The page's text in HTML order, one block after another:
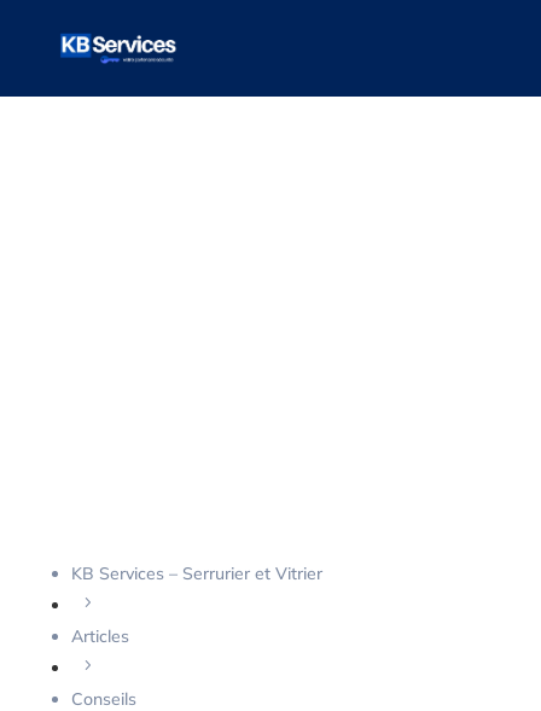
KB Services – Serrurier et Vitrier
5
Articles
5
Conseils